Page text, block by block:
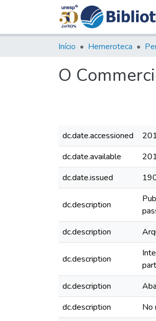
Início Hemeroteca
O
dc.date.accessioned
dc.date.available
dc.date.issued
dc.description
dc.description
dc.description
dc.description
dc.description
No